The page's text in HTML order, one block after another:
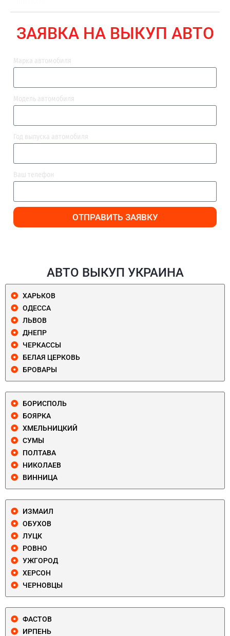
ЗАЯВКА НА ВЫКУП АВТО
Марка автомобиля
Модель автомобиля
Год выпуска автомобиля
Ваш телефон
ОТПРАВИТЬ ЗАЯВКУ
АВТО ВЫКУП УКРАИНА
ХАРЬКОВ
ОДЕССА
ЛЬВОВ
ДНЕПР
ЧЕРКАССЫ
БЕЛАЯ ЦЕРКОВЬ
БРОВАРЫ
БОРИСПОЛЬ
БОЯРКА
ХМЕЛЬНИЦКИЙ
СУМЫ
ПОЛТАВА
НИКОЛАЕВ
ВИННИЦА
ИЗМАИЛ
ОБУХОВ
ЛУЦК
РОВНО
УЖГОРОД
ХЕРСОН
ЧЕРНОВЦЫ
ФАСТОВ
ИРПЕНЬ